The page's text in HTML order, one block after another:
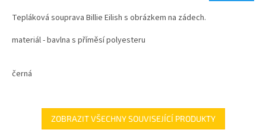
z
hvězdiček.
Tepláková souprava Billie Eilish s obrázkem na zádech.
materiál - bavlna s příměsí polyesteru
černá
ZOBRAZIT VŠECHNY SOUVISEJÍCÍ PRODUKTY